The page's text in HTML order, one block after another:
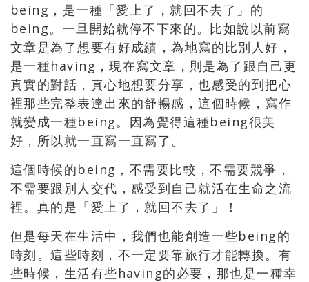
being，是一種「愛上了，就回不去了」的
being。一旦開始就停不下來的。比如說以前寫
文章是為了想要有好成績，為地寫的比別人好，
是一種having，現在寫文章，則是為了跟自己更
真實的對話，真心地想要分享，也感受的到把心
裡那些完整表達出來的舒暢感，這個時候，寫作
就變成一種being。因為覺得這種being很美
好，所以就一直寫一直寫了。
這個時候的being，不需要比較，不需要競爭，
不需要跟別人交代，感受到自己就活在生命之流
裡。真的是「愛上了，就回不去了」！
但是每天在生活中，我們也能創造一些being的
時刻。這些時刻，不一定要靠旅行才能轉換。有
些時候，生活有些having的必要，那也是一種幸